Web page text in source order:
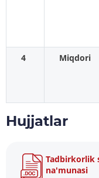
4
Miqdori
Hujjatlar
Tadbirkorlik
na'munasi